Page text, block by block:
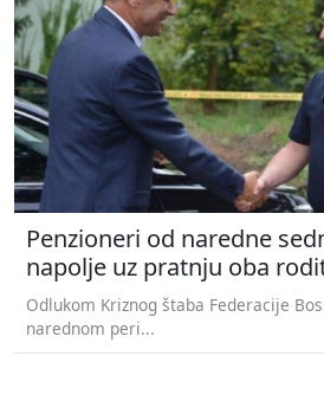
Penzioneri od naredne
napolje uz pratnju oba
Odlukom Kriznog štaba Federacije
narednom peri...